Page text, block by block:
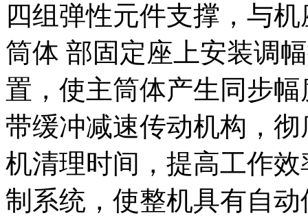
四组弹性元件支撑，与
筒体 部固定座上安装调
置，使主筒体产生同步
带缓冲减速传动机构，
机清理时间，提高工作
制系统，使整机具有自